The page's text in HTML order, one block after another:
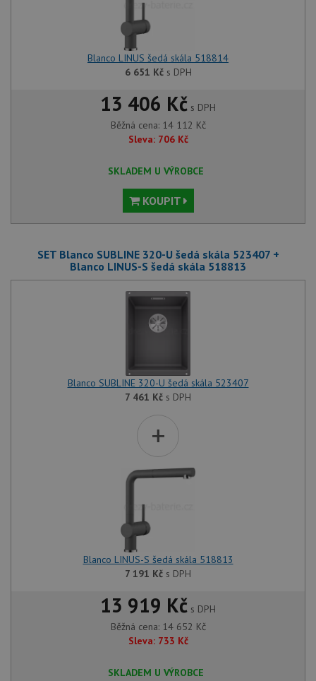
Blanco LINUS šedá skála 518814
6 651 Kčs DPH
13 406 Kč s DPH
Běžná cena: 14 112 Kč
Sleva: 706 Kč
SKLADEM U VÝROBCE
KOUPIT
SET Blanco SUBLINE 320-U šedá skála 523407 +
Blanco LINUS-S šedá skála 518813
Blanco SUBLINE 320-U šedá skála 523407
7 461 Kč s DPH
+
Blanco LINUS-S šedá skála 518813
7 191 Kč s DPH
13 919 Kč s DPH
Běžná cena: 14 652 Kč
Sleva: 733 Kč
SKLADEM U VÝROBCE